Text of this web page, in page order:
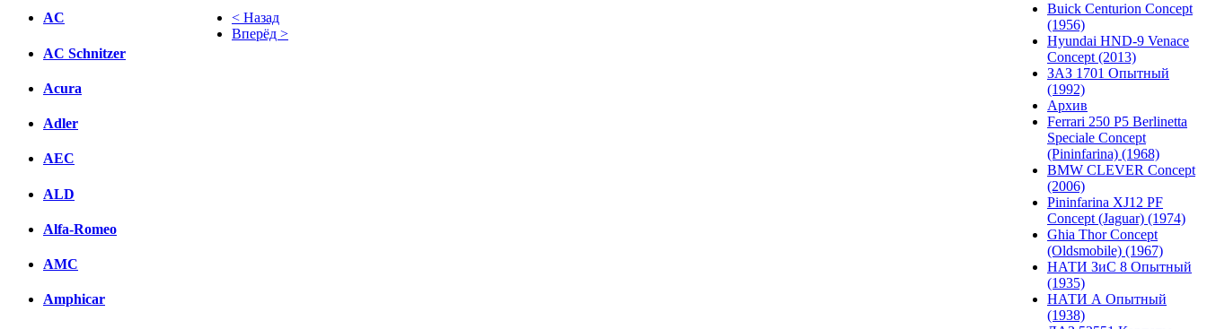
AC
AC Schnitzer
Acura
Adler
AEC
ALD
Alfa-Romeo
AMC
Amphicar
< Назад
Вперёд >
Buick Centurion Concept
(1956)
Hyundai HND-9 Venace
Concept (2013)
ЗАЗ 1701 Опытный
(1992)
Архив
Ferrari 250 P5 Berlinetta
Speciale Concept
(Pininfarina) (1968)
BMW CLEVER Concept
(2006)
Pininfarina XJ12 PF
Concept (Jaguar) (1974)
Ghia Thor Concept
(Oldsmobile) (1967)
НАТИ ЗиС 8 Опытный
(1935)
НАТИ А Опытный
(1938)